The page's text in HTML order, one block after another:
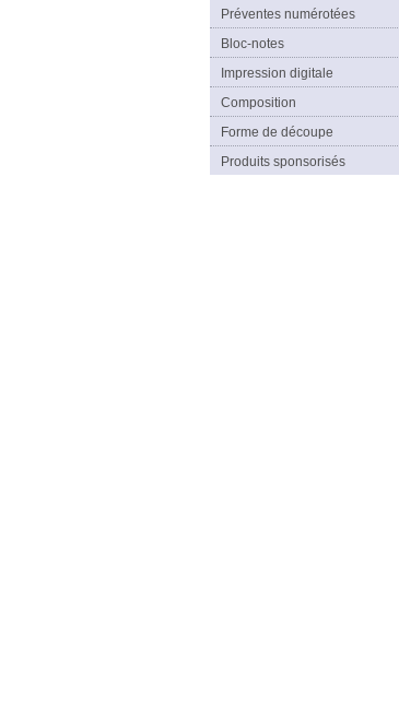
Préventes numérotées
Bloc-notes
Impression digitale
Composition
Forme de découpe
Produits sponsorisés